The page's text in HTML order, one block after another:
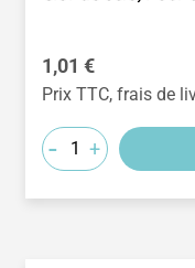
Prix régulier :
1,01 €
Prix TTC, frais de
- +